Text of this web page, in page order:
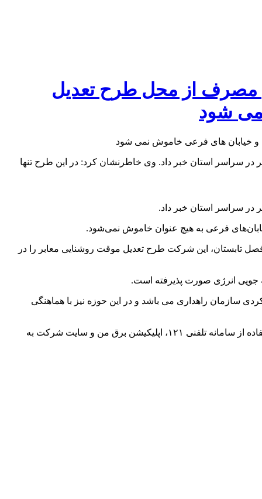
برق گیلان: ۹.۲ مگاوات كاهش مصرف از محل طرح تعدیل
شود
در سراسر استان خبر داد. وی خاطرنشان کرد: در این طرح تنها
در سراسر استان خبر داد.
فرعی به هیچ عنوان خاموش نمی‌شود.
تابستان، این شرکت طرح تعدیل موقت روشنایی معابر را در
سازمان راهداری می باشد و در این حوزه نیز با هماهنگی
وی در پایان تصریح کرد: راحت‌ترین راه برای اطلاع از برنامه خاموشی ها و همچنین ثبت و گزارش خاموشی‌های احتمالی از سوی مردم، استفاده از سامانه تلفنی ۱۲۱، اپلیکیشن برق من و سایت شرکت به